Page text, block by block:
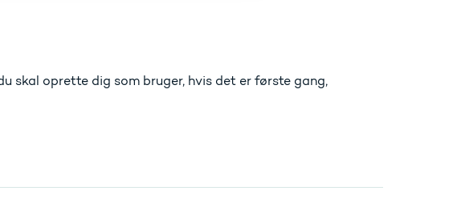
skal oprette dig som bruger, hvis det er første gang,